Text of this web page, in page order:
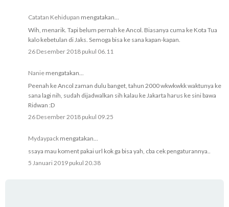
Catatan Kehidupan mengatakan...
Wih, menarik. Tapi belum pernah ke Ancol. Biasanya cuma ke Kota Tua
kalo kebetulan di Jaks. Semoga bisa ke sana kapan-kapan.
26 Desember 2018 pukul 06.11
Nanie mengatakan...
Peenah ke Ancol zaman dulu banget, tahun 2000 wkwkwkk waktunya ke
sana lagi nih, sudah dijadwalkan sih kalau ke Jakarta harus ke sini bawa
Ridwan :D
26 Desember 2018 pukul 09.25
Mydaypack mengatakan...
ssaya mau koment pakai url kok ga bisa yah, cba cek pengaturannya..
5 Januari 2019 pukul 20.38